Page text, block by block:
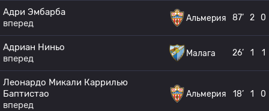
Адри Эмбарба
вперед
Альмерия 87’ 2 0
Адриан Ниньо
вперед
Малага 26’ 1 1
Леонардо Микали Каррилью
Баптистао
вперед
Альмерия 18’ 1 0